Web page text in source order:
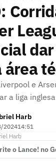
área
e
a liga inglesa
Harb
202414:51
Harb
o Lance! no